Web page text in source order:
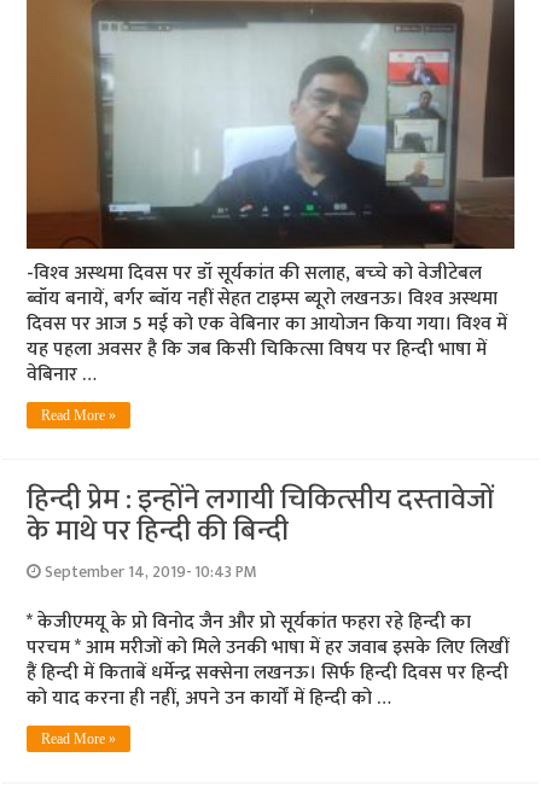
-विश्‍व अस्‍थमा दिवस पर डॉ सूर्यकांत की सलाह, बच्‍चे को वेजीटेबल
ब्‍वॉय बनायें, बर्गर ब्‍वॉय नहीं सेहत टाइम्‍स ब्‍यूरो लखनऊ। विश्‍व अस्‍थमा
दिवस पर आज 5 मई को एक वेबिनार का आयोजन किया गया। विश्‍व में
यह पहला अवसर है कि जब किसी चिकित्सा विषय पर हिन्दी भाषा में
वेबिनार …
Read More »
हिन्‍दी प्रेम : इन्‍होंने लगायी चिकित्‍सीय दस्‍तावेजों
के माथे पर हिन्‍दी की बिन्‍दी
September 14, 2019- 10:43 PM
* केजीएमयू के प्रो विनोद जैन और प्रो सूर्यकांत फहरा रहे हिन्‍दी का
परचम * आम मरीजों को मिले उनकी भाषा में हर जवाब इसके लिए लिखीं
हैं हिन्‍दी में किताबें धर्मेन्‍द्र सक्‍सेना लखनऊ। सिर्फ हिन्‍दी दिवस पर हिन्‍दी
को याद करना ही नहीं, अपने उन कार्यों में हिन्‍दी को …
Read More »